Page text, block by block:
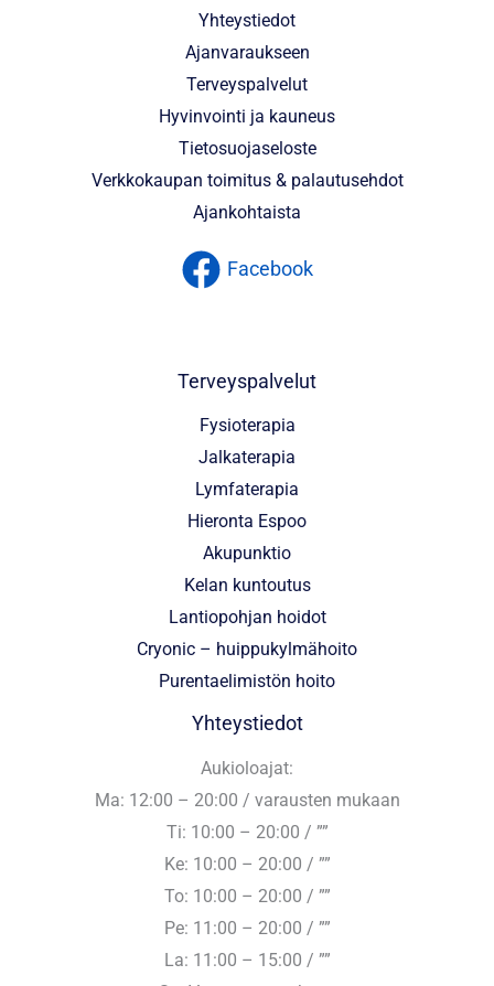
Yhteystiedot
Ajanvaraukseen
Terveyspalvelut
Hyvinvointi ja kauneus
Tietosuojaseloste
Verkkokaupan toimitus & palautusehdot
Ajankohtaista
Facebook
Terveyspalvelut
Fysioterapia
Jalkaterapia
Lymfaterapia
Hieronta Espoo
Akupunktio
Kelan kuntoutus
Lantiopohjan hoidot
Cryonic – huippukylmähoito
Purentaelimistön hoito
Yhteystiedot
Aukioloajat:
Ma: 12:00 – 20:00 / varausten mukaan
Ti: 10:00 – 20:00 / ””
Ke: 10:00 – 20:00 / ””
To: 10:00 – 20:00 / ””
Pe: 11:00 – 20:00 / ””
La: 11:00 – 15:00 / ””